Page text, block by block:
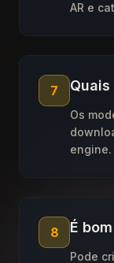
AR e
7
Os
engine.
8 É
Pode